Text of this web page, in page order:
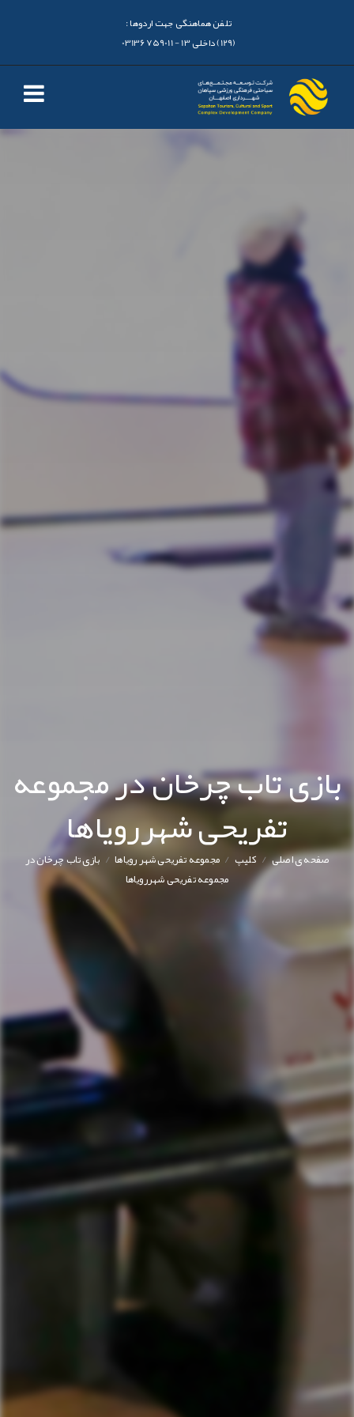
تلفن هماهنگی جهت اردوها :
بازی تاب چرخان در مجموعه
تفریحی شهررویاها
صفحه ی اصلی/کليپ/ مجموعه تفریحی شهر رویاها/ بازی تاب چرخان در
مجموعه تفریحی شهررویاها